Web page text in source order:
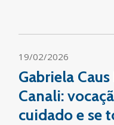
19/02/2026
Gabriela
Canali:
cuidado e se